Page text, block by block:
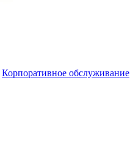
Корпоративное обслуживание